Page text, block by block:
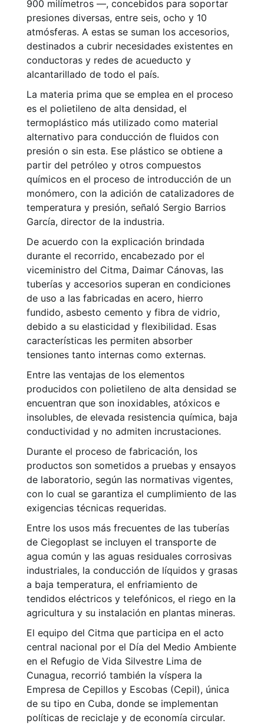
900 milímetros —, concebidos para soportar
presiones diversas, entre seis, ocho y 10
atmósferas. A estas se suman los accesorios,
destinados a cubrir necesidades existentes en
conductoras y redes de acueducto y
alcantarillado de todo el país.
La materia prima que se emplea en el proceso
es el polietileno de alta densidad, el
termoplástico más utilizado como material
alternativo para conducción de fluidos con
presión o sin esta. Ese plástico se obtiene a
partir del petróleo y otros compuestos
químicos en el proceso de introducción de un
monómero, con la adición de catalizadores de
temperatura y presión, señaló Sergio Barrios
García, director de la industria.
De acuerdo con la explicación brindada
durante el recorrido, encabezado por el
viceministro del Citma, Daimar Cánovas, las
tuberías y accesorios superan en condiciones
de uso a las fabricadas en acero, hierro
fundido, asbesto cemento y fibra de vidrio,
debido a su elasticidad y flexibilidad. Esas
características les permiten absorber
tensiones tanto internas como externas.
Entre las ventajas de los elementos
producidos con polietileno de alta densidad se
encuentran que son inoxidables, atóxicos e
insolubles, de elevada resistencia química, baja
conductividad y no admiten incrustaciones.
Durante el proceso de fabricación, los
productos son sometidos a pruebas y ensayos
de laboratorio, según las normativas vigentes,
con lo cual se garantiza el cumplimiento de las
exigencias técnicas requeridas.
Entre los usos más frecuentes de las tuberías
de Ciegoplast se incluyen el transporte de
agua común y las aguas residuales corrosivas
industriales, la conducción de líquidos y grasas
a baja temperatura, el enfriamiento de
tendidos eléctricos y telefónicos, el riego en la
agricultura y su instalación en plantas mineras.
El equipo del Citma que participa en el acto
central nacional por el Día del Medio Ambiente
en el Refugio de Vida Silvestre Lima de
Cunagua, recorrió también la víspera la
Empresa de Cepillos y Escobas (Cepil), única
de su tipo en Cuba, donde se implementan
políticas de reciclaje y de economía circular.